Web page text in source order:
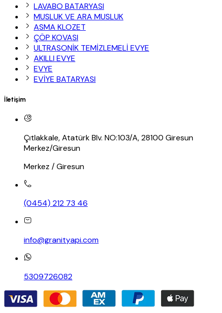
LAVABO BATARYASI
MUSLUK VE ARA MUSLUK
ASMA KLOZET
ÇÖP KOVASI
ULTRASONİK TEMİZLEMELİ EVYE
AKILLI EVYE
EVYE
EVİYE BATARYASI
İletişim
Çıtlakkale, Atatürk Blv. NO:103/A, 28100 Giresun
Merkez/Giresun
Merkez / Giresun
(0454) 212 73 46
info@granityapi.com
5309726082